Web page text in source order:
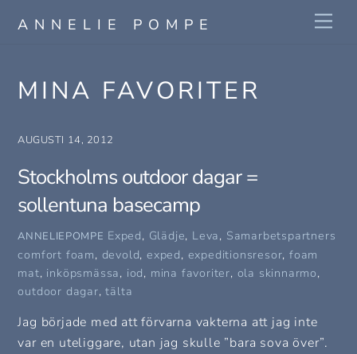
ANNELIE POMPE
MINA FAVORITER
AUGUSTI 14, 2012
Stockholms outdoor dagar =
sollentuna basecamp
ANNELIEPOMPE Exped, Glädje, Leva, Samarbetspartners
comfort foam, devold,exped, expeditionsresor,foam
mat, inköpsmässa, iod, mina favoriter, ola skinnarmo,
outdoor dagar,tälta
Jag började med att förvarna vakterna att jag inte
var en uteliggare, utan jag skulle ”bara sova över”.